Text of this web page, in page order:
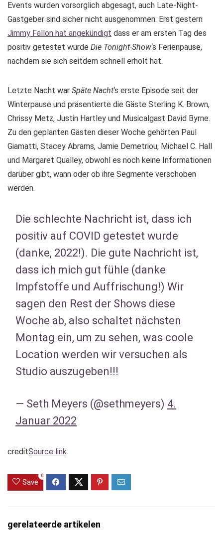
Events wurden vorsorglich abgesagt, auch Late-Night-
Gastgeber sind sicher nicht ausgenommen: Erst gestern
Jimmy Fallon hat angekündigt dass er am ersten Tag des
positiv getestet wurde Die Tonight-Show‘s Ferienpause,
nachdem sie sich seitdem schnell erholt hat.
Letzte Nacht war Späte Nacht‘s erste Episode seit der
Winterpause und präsentierte die Gäste Sterling K. Brown,
Chrissy Metz, Justin Hartley und Musicalgast David Byrne.
Zu den geplanten Gästen dieser Woche gehörten Paul
Giamatti, Stacey Abrams, Jamie Demetriou, Michael C. Hall
und Margaret Qualley, obwohl es noch keine Informationen
darüber gibt, wann oder ob ihre Segmente verschoben
werden.
Die schlechte Nachricht ist, dass ich
positiv auf COVID getestet wurde
(danke, 2022!). Die gute Nachricht ist,
dass ich mich gut fühle (danke
Impfstoffe und Auffrischung!) Wir
sagen den Rest der Shows diese
Woche ab, also schaltet nächsten
Montag ein, um zu sehen, was coole
Location werden wir versuchen als
Studio auszugeben!!!
— Seth Meyers (@sethmeyers) 4.
Januar 2022
creditSource link
Save
0
gerelateerde artikelen